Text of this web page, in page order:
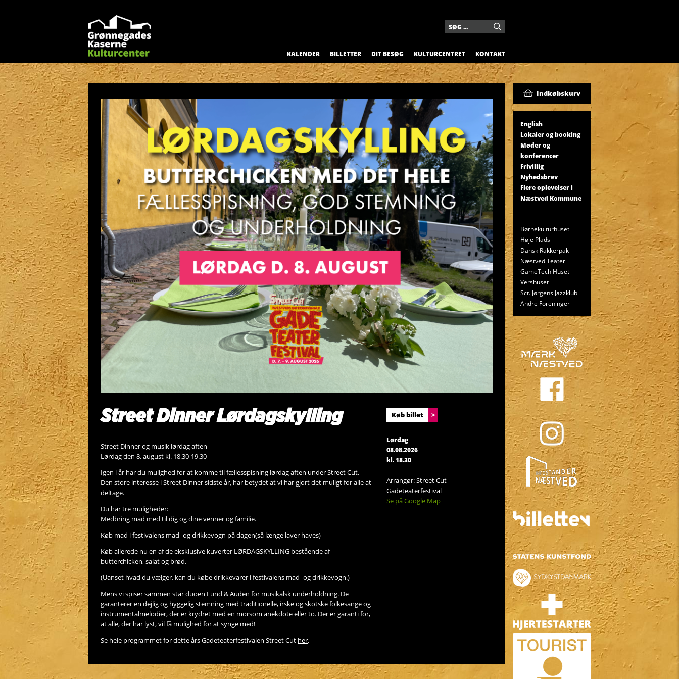
KALENDER BILLETTER DIT BESØG KULTURCENTRET KONTAKT
Street Dinner Lørdagskylling
Street Dinner og musik lørdag aften
Lørdag den 8. august kl. 18.30-19.30
Igen i år har du mulighed for at komme til fællesspisning lørdag aften under Street Cut.
Den store interesse i Street Dinner sidste år, har betydet at vi har gjort det muligt for alle at
deltage.
Du har tre muligheder:
Medbring mad med til dig og dine venner og familie.
Køb mad i festivalens mad- og drikkevogn på dagen(så længe laver haves)
Køb allerede nu en af de eksklusive kuverter LØRDAGSKYLLING bestående af
butterchicken, salat og brød.
(Uanset hvad du vælger, kan du købe drikkevarer i festivalens mad- og drikkevogn.)
Mens vi spiser sammen står duoen Lund & Auden for musikalsk underholdning. De
garanterer en dejlig og hyggelig stemning med traditionelle, irske og skotske folkesange og
instrumentalmelodier, der er krydret med en morsom anekdote eller to. Der er garanti for,
at alle, der har lyst, vil få mulighed for at synge med!
Se hele programmet for dette års Gadeteaterfestivalen Street Cut her.
Køb billet >
Lørdag
08.08.2026
kl. 18.30
Arrangør: Street Cut
Gadeteaterfestival
Se på Google Map
Indkøbskurv
English
Lokaler og booking
Møder og
konferencer
Frivillig
Nyhedsbrev
Flere oplevelser i
Næstved Kommune
Børnekulturhuset
Høje Plads
Dansk Rakkerpak
Næstved Teater
GameTech Huset
Vershuset
Sct. Jørgens Jazzklub
Andre Foreninger